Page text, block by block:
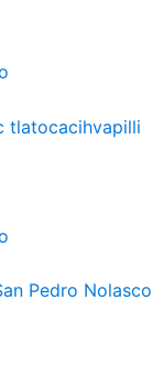
tlatocacihvapilli
Pedro Nolasco